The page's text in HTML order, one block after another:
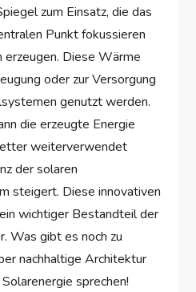
zum Einsatz, die das
Punkt fokussieren
erzeugen. Diese Wärme
oder zur Versorgung
genutzt werden.
die erzeugte Energie
weiterverwendet
der solaren
steigert. Diese innovativen
wichtiger Bestandteil der
Was gibt es noch zu
nachhaltige Architektur
sprechen!